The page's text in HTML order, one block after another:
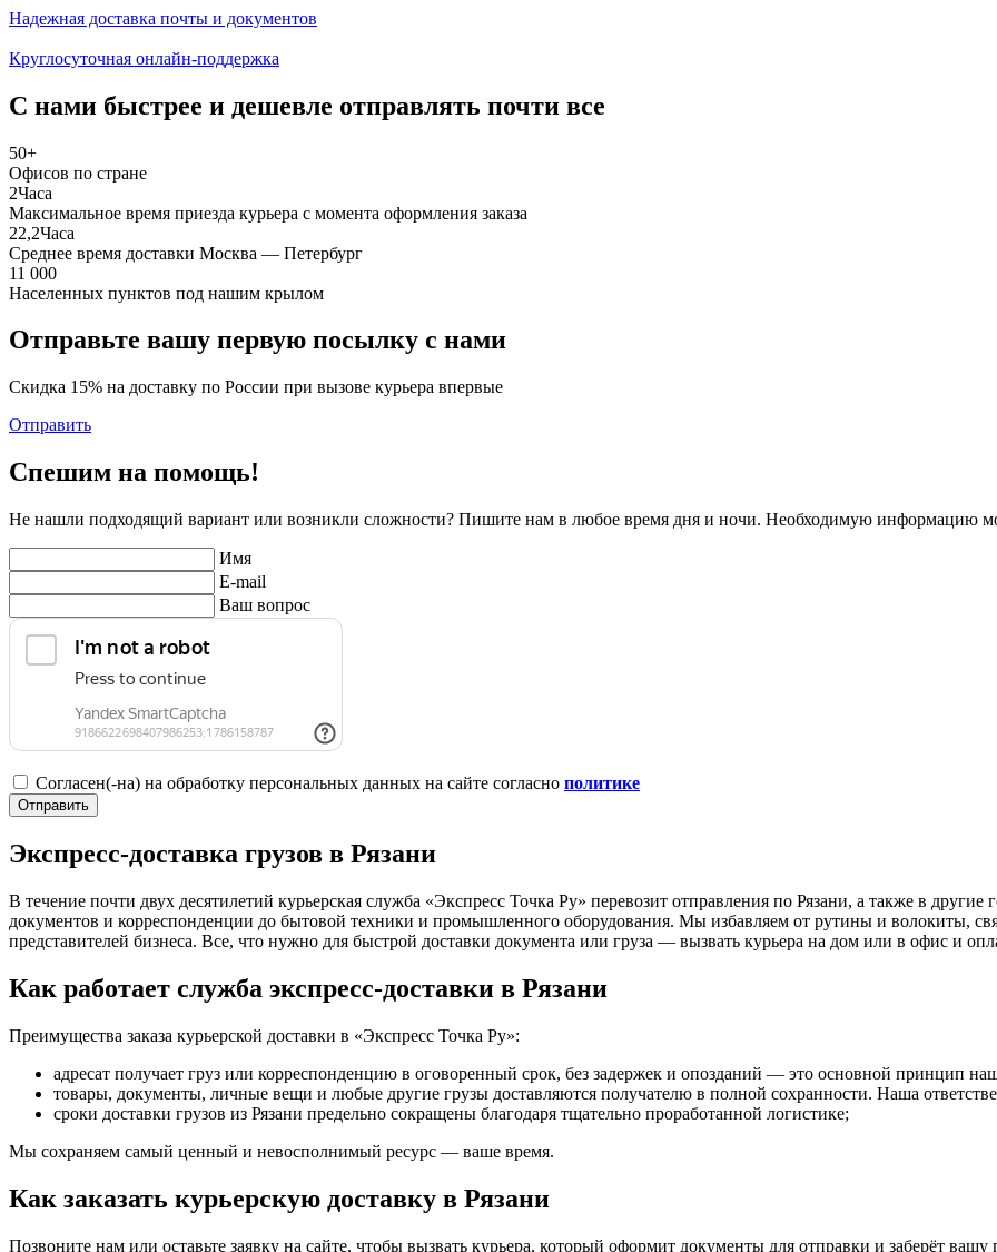
Надежная доставка почты и документов
Круглосуточная онлайн-поддержка
С нами быстрее и дешевле отправлять почти все
50+
Офисов по стране
2Часа
Максимальное время приезда курьера с момента оформления заказа
22,2Часа
Среднее время доставки Москва — Петербург
11 000
Населенных пунктов под нашим крылом
Отправьте вашу первую посылку с нами
Скидка 15% на доставку по России при вызове курьера впервые
Отправить
Спешим на помощь!
Не нашли подходящий вариант или возникли сложности? Пишите нам в любое время дня и ночи. Необходимую информацию
Имя
E-mail
Ваш вопрос
Согласен(-на) на обработку персональных данных на сайте согласно политике
Отправить
Экспресс-доставка грузов в Рязани
В течение почти двух десятилетий курьерская служба «Экспресс Точка Ру» перевозит отправления по Рязани, а также в
документов и корреспонденции до бытовой техники и промышленного оборудования. Мы избавляем от рутины и волокиты,
представителей бизнеса. Все, что нужно для быстрой доставки документа или груза — вызвать курьера на дом или в офис и
Как работает служба экспресс-доставки в Рязани
Преимущества заказа курьерской доставки в «Экспресс Точка Ру»:
адресат получает груз или корреспонденцию в оговоренный срок, без задержек и опозданий — это основной принцип
товары, документы, личные вещи и любые другие грузы доставляются получателю в полной сохранности. Наша
сроки доставки грузов из Рязани предельно сокращены благодаря тщательно проработанной логистике;
Мы сохраняем самый ценный и невосполнимый ресурс — ваше время.
Как заказать курьерскую доставку в Рязани
Позвоните нам или оставьте заявку на сайте, чтобы вызвать курьера, который оформит документы для отправки и заберёт